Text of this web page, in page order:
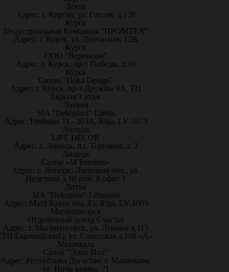
Декор
Адрес: г. Курган, ул. Гоголя, д.128
Курск
Индустриальная Компания "ПРОМТЕХ"
Адрес: г. Курск, ул. Литовская, 12В
Курск
ООО "Вернисаж"
Адрес: г. Курск, пр-т Победы, д.10
Курск
Салон "Doka Design"
Адрес: г. Курск, пр-т Дружбы 9А, ТЦ
Европа 1 этаж
Латвия
SIA "Dekoplast" Latvia
Адрес: Piedrujas 11 - 203A, Riga, LV-1073
Липецк
LIFE DÉCOR
Адрес: г. Липецк, пл. Торговая, д. 2
Липецк
Салон «M`Interiors»
Адрес: г. Липецк, Липецкая обл., ул.
Неделина д.10 пом. 8 офис 1
Литва
SIA "Dekoplast" Lithuania
Адрес: Mazā Krasta iela, 83, Rīga, LV-1003
Магнитогорск
Отделочный центр Счастье
Адрес: г. Магнитогорск, ул. Ленина д.115
Европейский); ул. Советская д.160 «А»
Махачкала
Салон "Элит Пол"
Адрес: Республика Дагестан, г. Махачкала,
ул. Ирчи казака, 71